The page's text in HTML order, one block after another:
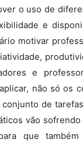
o uso de
e
motivar
e
não só os
de
vão
que